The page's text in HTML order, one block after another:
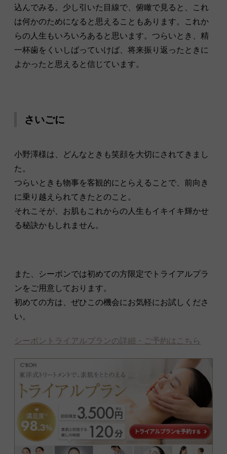
込んでみる。少し引いた目線で、俯瞰で見ると、これ
は何かのためになると思えることもあります。これか
らの人生もいろいろあると思います。つらいとき、精
一杯歯をくいしばっていけば、将来振り返ったときに
よかったと思えると信じています。
さいごに
小野澤様は、どんなときも笑顔を大切にされてきまし
た。
つらいときも物事を客観的にとらえることで、前向き
に乗り越えられてきたとのこと。
それこそが、お肌もこれからの人生もイキイキ輝かせ
る秘訣かもしれません。
また、シーボンでは初めての方限定でトライアルプラ
ンをご用意しております。
初めての方は、ぜひこの機会にお気軽にお試しくださ
い。
シーボントライアルプランの詳細・ご予約はこちら